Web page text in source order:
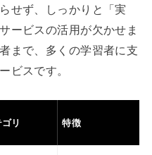
せず、しっかりと「実
ービスの活用が欠かせま
まで、多くの学習者に支
ビスです。
リ 特徴